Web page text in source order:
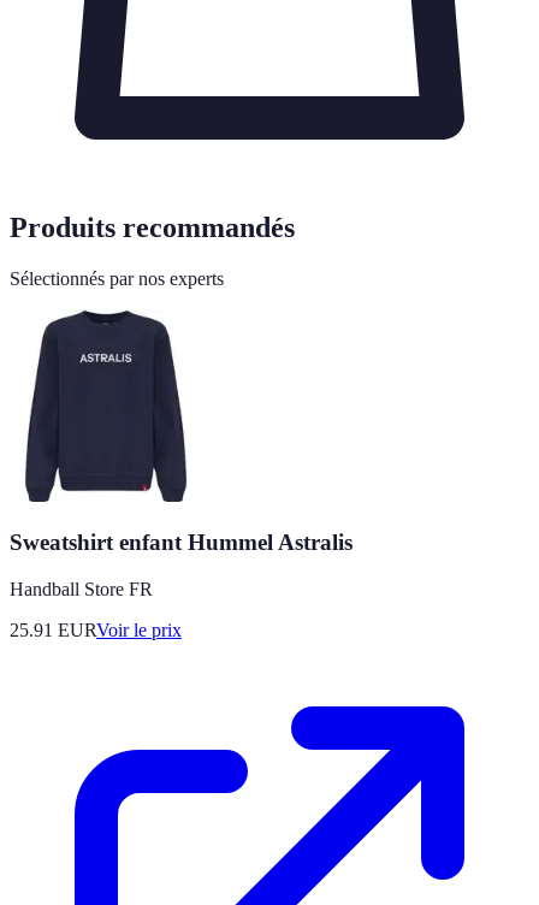
Produits recommandés
Sélectionnés par nos experts
Sweatshirt enfant Hummel Astralis
Handball Store FR
25.91 EURVoir le prix